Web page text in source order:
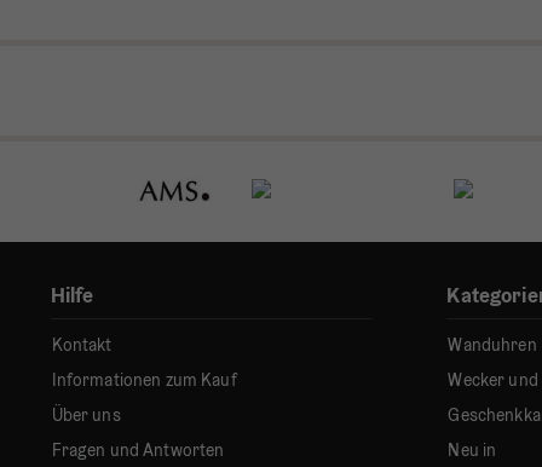
Hilfe
Kontakt
Informationen zum Kauf
Über uns
Fragen und Antworten
Wanduhren
Wecker
Neu in